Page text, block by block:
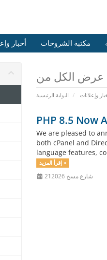
أخبار مكتبة الشروحات
البوابة الرئيسية وإعلانات
PHP 8.5 Now
We are pleased to
both cPanel and
language features,
إقرأ المزيد »
21شارع مسخ 2026